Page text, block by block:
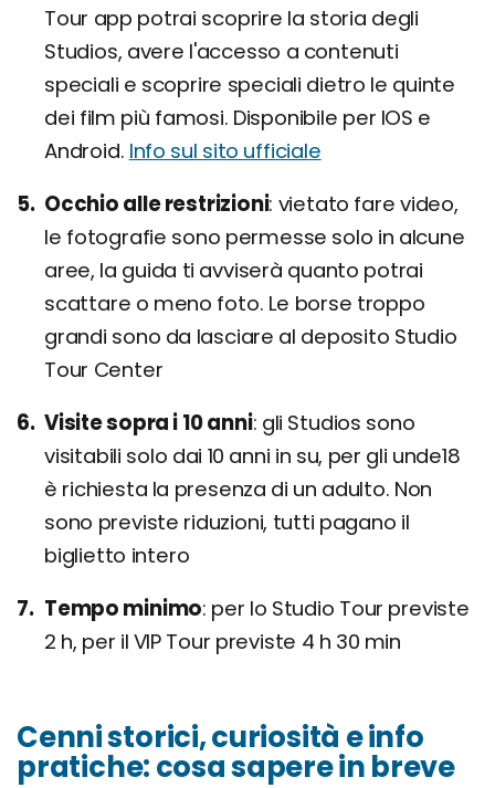
Tour app potrai scoprire la storia degli
Studios, avere l'accesso a contenuti
speciali e scoprire speciali dietro le quinte
dei film più famosi. Disponibile per IOS e
Android. Info sul sito ufficiale
Occhio alle restrizioni vietato fare video,
le fotografie sono permesse solo in alcune
aree, la guida ti avviserà quanto potrai
scattare o meno foto. Le borse troppo
grandi sono da lasciare al deposito Studio
Tour Center
Visite sopra i 10 anni gli Studios sono
visitabili solo dai 10 anni in su, per gli unde18
è richiesta la presenza di un adulto. Non
sono previste riduzioni, tutti pagano il
biglietto intero
Tempo minimo per lo Studio Tour previste
2 h, per il VIP Tour previste 4 h 30 min
Cenni storici, curiosità e info
pratiche: cosa sapere in breve